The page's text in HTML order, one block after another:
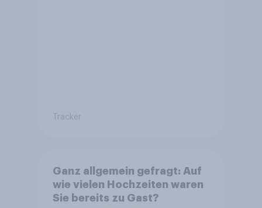
Tracker
Ganz allgemein gefragt: Auf
wie vielen Hochzeiten waren
Sie bereits zu Gast?